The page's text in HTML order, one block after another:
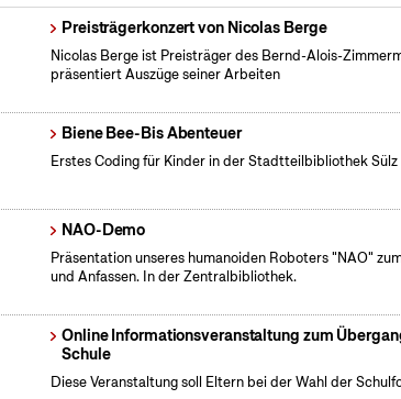
Preisträgerkonzert von Nicolas Berge
Nicolas Berge ist Preisträger des Bernd-Alois-
präsentiert Auszüge seiner Arbeiten
Biene Bee-Bis Abenteuer
Erstes Coding für Kinder in der Stadtteilbibliothek Sülz
NAO-Demo
Präsentation unseres humanoiden Roboters "NAO"
und Anfassen. In der Zentralbibliothek.
Online Informationsveranstaltung zum
Schule
Diese Veranstaltung soll Eltern bei der Wahl der